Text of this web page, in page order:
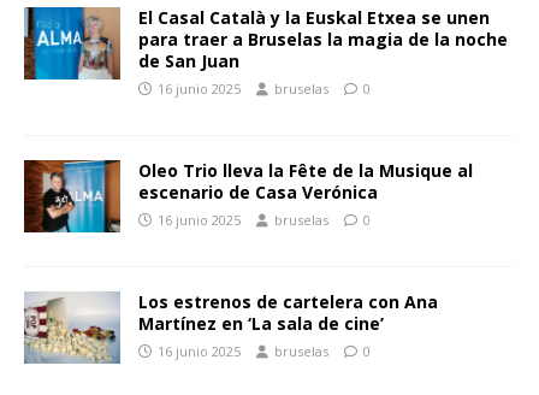
El Casal Català y la Euskal Etxea se unen
para traer a Bruselas la magia de la noche
de San Juan
16 junio 2025 bruselas 0
Oleo Trio lleva la Fête de la Musique al
escenario de Casa Verónica
16 junio 2025 bruselas 0
Los estrenos de cartelera con Ana
Martínez en ‘La sala de cine’
16 junio 2025 bruselas 0